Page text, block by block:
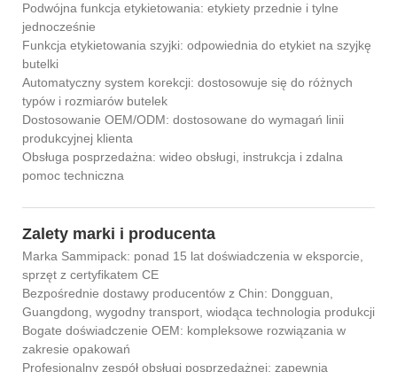
Podwójna funkcja etykietowania: etykiety przednie i tylne
jednocześnie
Funkcja etykietowania szyjki: odpowiednia do etykiet na szyjkę
butelki
Automatyczny system korekcji: dostosowuje się do różnych
typów i rozmiarów butelek
Dostosowanie OEM/ODM: dostosowane do wymagań linii
produkcyjnej klienta
Obsługa posprzedażna: wideo obsługi, instrukcja i zdalna
pomoc techniczna
Zalety marki i producenta
Marka Sammipack: ponad 15 lat doświadczenia w eksporcie,
sprzęt z certyfikatem CE
Bezpośrednie dostawy producentów z Chin: Dongguan,
Guangdong, wygodny transport, wiodąca technologia produkcji
Bogate doświadczenie OEM: kompleksowe rozwiązania w
zakresie opakowań
Profesjonalny zespół obsługi posprzedażnej: zapewnia